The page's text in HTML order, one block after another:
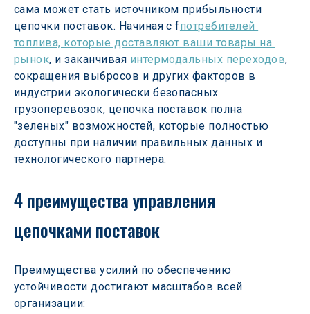
сама может стать источником прибыльности
цепочки поставок. Начиная с fпотребителей
топлива, которые доставляют ваши товары на
рынок, и заканчивая интермодальных переходов,
сокращения выбросов и других факторов в
индустрии экологически безопасных
грузоперевозок, цепочка поставок полна
"зеленых" возможностей, которые полностью
доступны при наличии правильных данных и
технологического партнера.
4 преимущества управления
цепочками поставок
Преимущества усилий по обеспечению
устойчивости достигают масштабов всей
организации: